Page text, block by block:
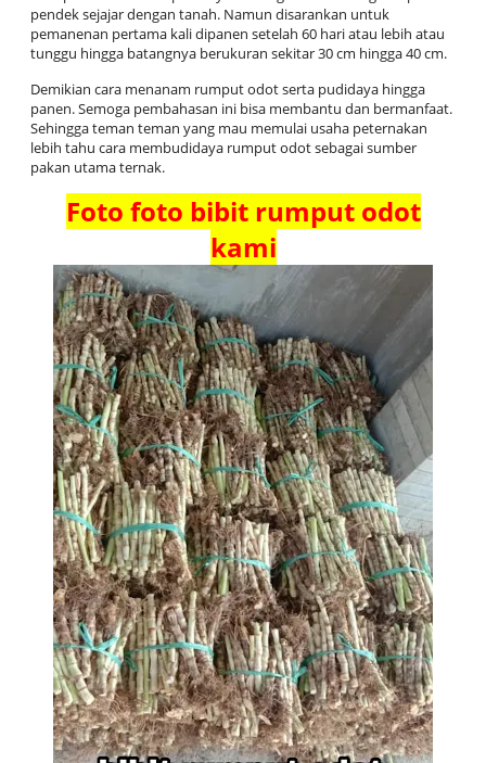
pendek sejajar dengan tanah. Namun disarankan untuk
pemanenan pertama kali dipanen setelah 60 hari atau lebih atau
tunggu hingga batangnya berukuran sekitar 30 cm hingga 40 cm.
Demikian cara menanam rumput odot serta pudidaya hingga
panen. Semoga pembahasan ini bisa membantu dan bermanfaat.
Sehingga teman teman yang mau memulai usaha peternakan
lebih tahu cara membudidaya rumput odot sebagai sumber
pakan utama ternak.
Foto foto bibit rumput odot
kami